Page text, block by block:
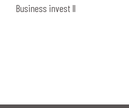
Business invest ll